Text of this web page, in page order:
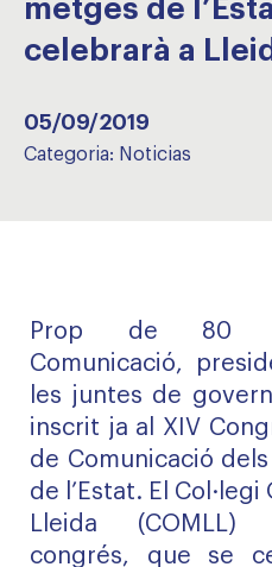
metges de
celebrarà a
05/09/2019
Categoria: Noticias
Prop de 80
Comunicació,
les juntes de
inscrit ja al XIV
de Comunicació
de l’Estat. El
Lleida (COMLL)
congrés, que se